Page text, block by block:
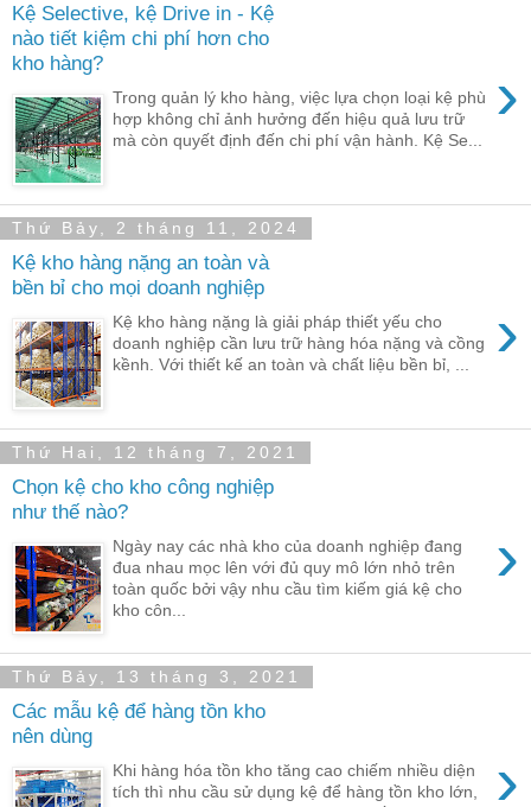
Kệ Selective, kệ Drive in - Kệ
nào tiết kiệm chi phí hơn cho
kho hàng?
›
Trong quản lý kho hàng, việc lựa chọn loại kệ phù
hợp không chỉ ảnh hưởng đến hiệu quả lưu trữ
mà còn quyết định đến chi phí vận hành. Kệ Se...
Thứ Bảy, 2 tháng 11, 2024
Kệ kho hàng nặng an toàn và
bền bỉ cho mọi doanh nghiệp
›
Kệ kho hàng nặng là giải pháp thiết yếu cho
doanh nghiệp cần lưu trữ hàng hóa nặng và cồng
kềnh. Với thiết kế an toàn và chất liệu bền bỉ, ...
Thứ Hai, 12 tháng 7, 2021
Chọn kệ cho kho công nghiệp
như thế nào?
›
Ngày nay các nhà kho của doanh nghiệp đang
đua nhau mọc lên với đủ quy mô lớn nhỏ trên
toàn quốc bởi vậy nhu cầu tìm kiếm giá kệ cho
kho côn...
Thứ Bảy, 13 tháng 3, 2021
Các mẫu kệ để hàng tồn kho
nên dùng
›
Khi hàng hóa tồn kho tăng cao chiếm nhiều diện
tích thì nhu cầu sử dụng kệ để hàng tồn kho lớn,